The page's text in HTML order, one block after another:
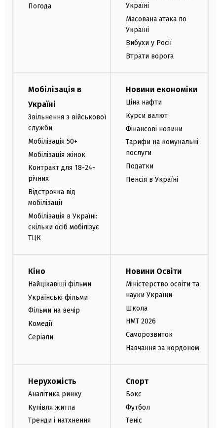
Погода
Україні
Масована атака по
Україні
Вибухи у Росії
Втрати ворога
Мобілізація в
Україні
Звільнення з військової
служби
Мобілізація 50+
Мобілізація жінок
Контракт для 18-24-
річних
Відстрочка від
мобілізації
Мобілізація в Україні:
скільки осіб мобілізує
ТЦК
Новини економіки
Ціна нафти
Курси валют
Фінансові новини
Тарифи на комунальні
послуги
Податки
Пенсія в Україні
Кіно
Найцікавіші фільми
Українські фільми
Фільми на вечір
Комедії
Серіали
Новини Освіти
Міністерство освіти та
науки України
Школа
НМТ 2026
Саморозвиток
Навчання за кордоном
Нерухомість
Аналітика ринку
Купівля житла
Тренди і натхнення
Спорт
Бокс
Футбол
Теніс